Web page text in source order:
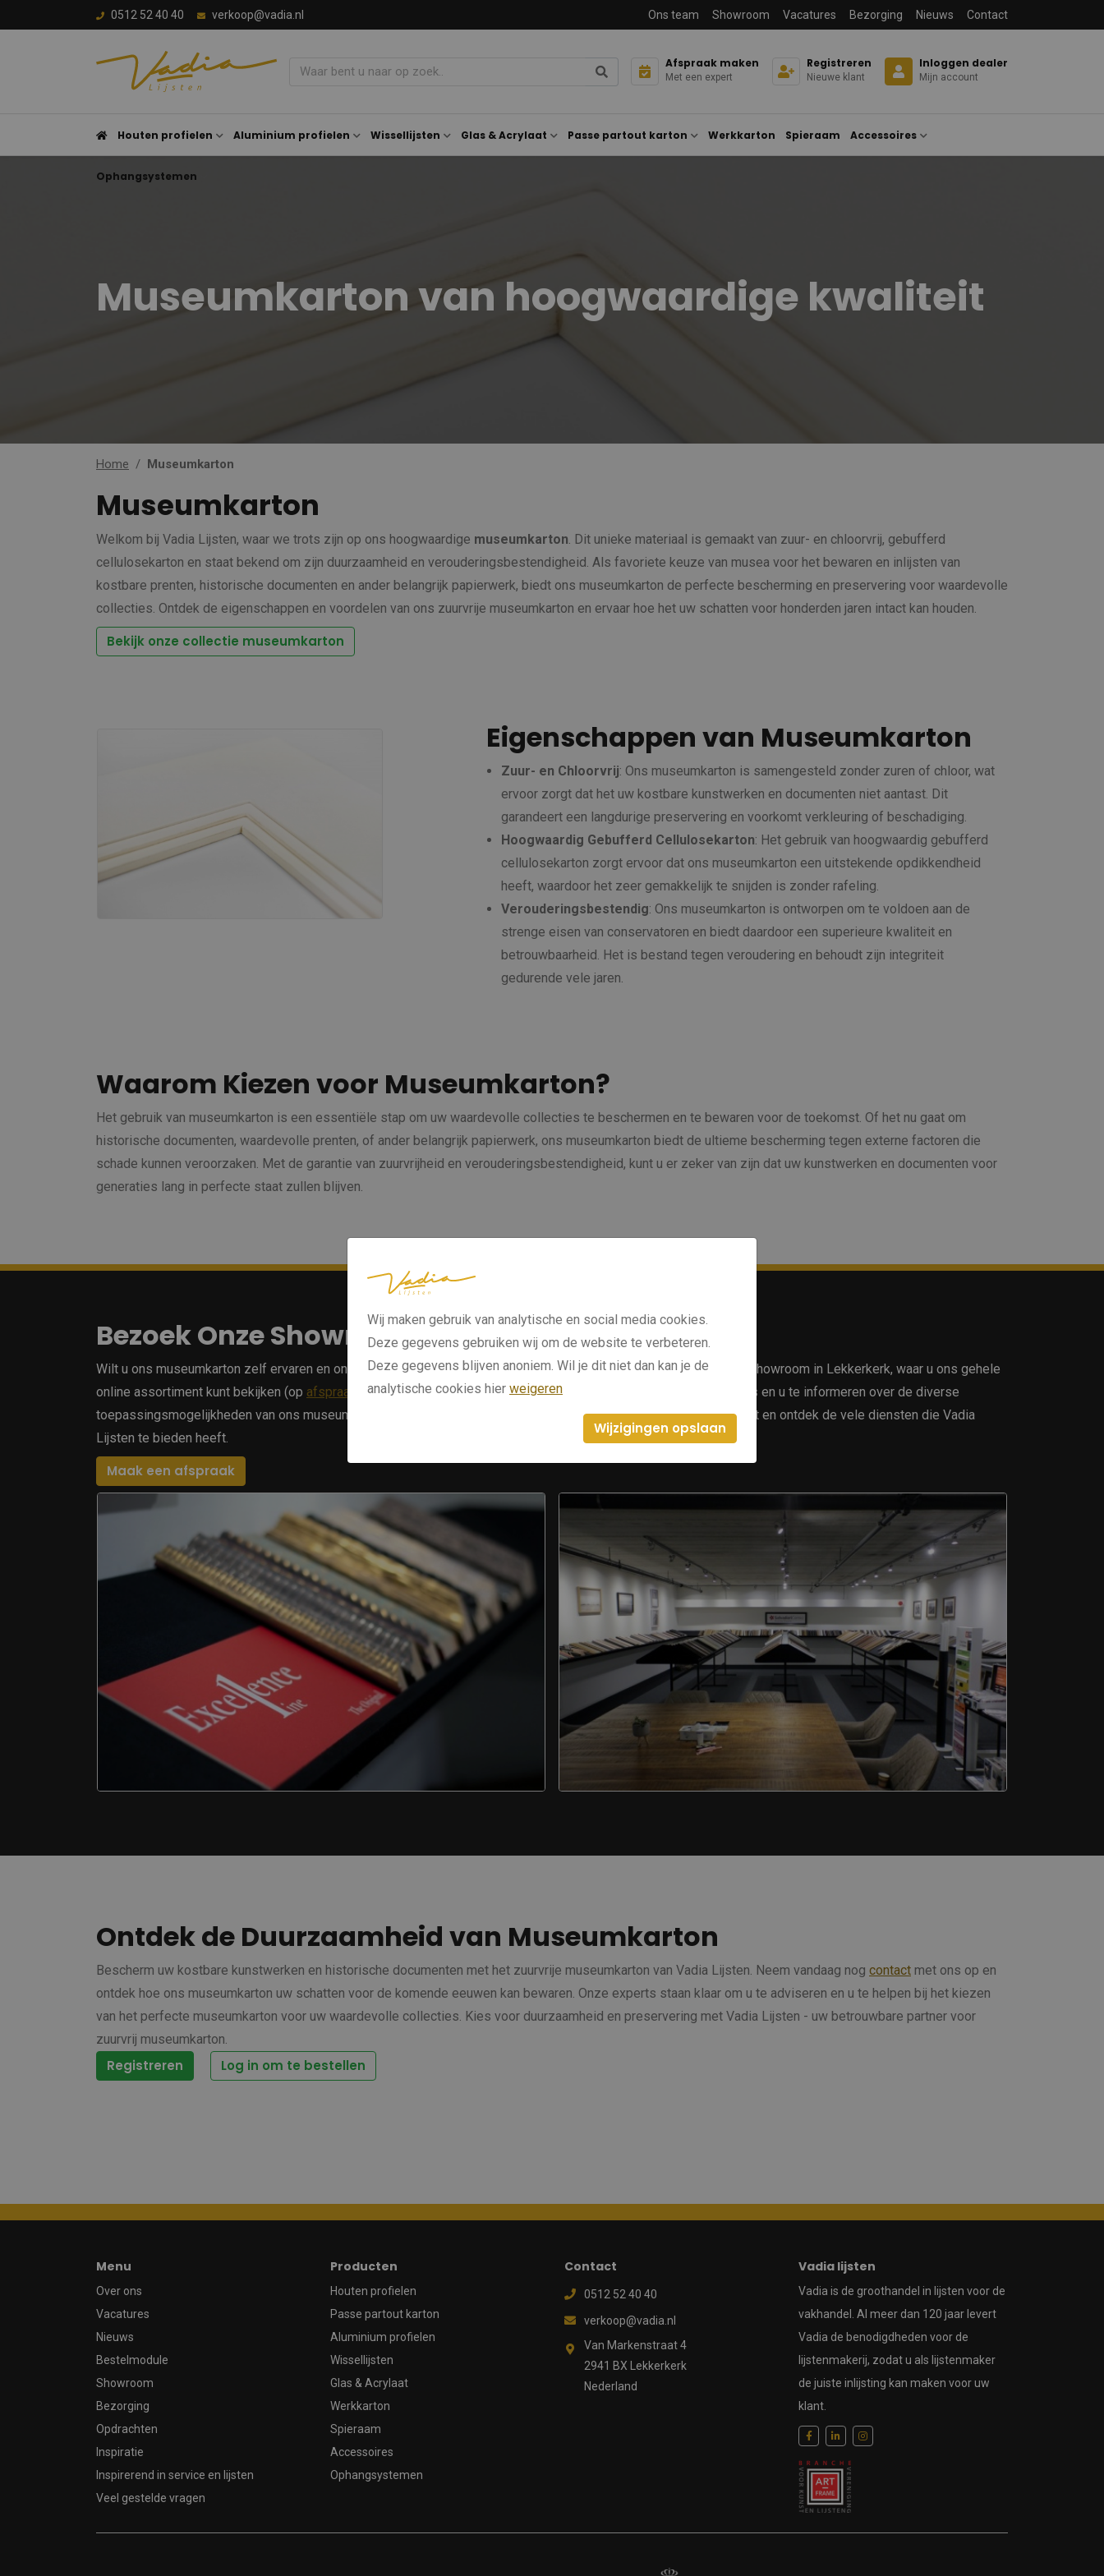
0512 52 40 40 verkoop@vadia.nl Ons team Showroom Vacatures Bezorging Nieuws Contact
Afspraak maken
Met een expert
Registreren
Nieuwe klant
Inloggen dealer
Mijn account
Houten profielen Aluminium profielen Wissellijsten Glas & Acrylaat Passe partout karton Werkkarton Spieraam Accessoires
Ophangsystemen
Museumkarton van hoogwaardige kwaliteit
Home Museumkarton
Museumkarton
Welkom bij Vadia Lijsten, waar we trots zijn op ons hoogwaardige museumkarton. Dit unieke materiaal is gemaakt van zuur- en chloorvrij, gebufferd
cellulosekarton en staat bekend om zijn duurzaamheid en verouderingsbestendigheid. Als favoriete keuze van musea voor het bewaren en inlijsten van
kostbare prenten, historische documenten en ander belangrijk papierwerk, biedt ons museumkarton de perfecte bescherming en preservering voor waardevolle
collecties. Ontdek de eigenschappen en voordelen van ons zuurvrije museumkarton en ervaar hoe het uw schatten voor honderden jaren intact kan houden.
Bekijk onze collectie museumkarton
Eigenschappen van Museumkarton
Zuur- en Chloorvrij: Ons museumkarton is samengesteld zonder zuren of chloor, wat
ervoor zorgt dat het uw kostbare kunstwerken en documenten niet aantast. Dit
garandeert een langdurige preservering en voorkomt verkleuring of beschadiging.
Hoogwaardig Gebufferd Cellulosekarton: Het gebruik van hoogwaardig gebufferd
cellulosekarton zorgt ervoor dat ons museumkarton een uitstekende opdikkendheid
heeft, waardoor het zeer gemakkelijk te snijden is zonder rafeling.
Verouderingsbestendig: Ons museumkarton is ontworpen om te voldoen aan de
strenge eisen van conservatoren en biedt daardoor een superieure kwaliteit en
betrouwbaarheid. Het is bestand tegen veroudering en behoudt zijn integriteit
gedurende vele jaren.
Waarom Kiezen voor Museumkarton?
Het gebruik van museumkarton is een essentiële stap om uw waardevolle collecties te beschermen en te bewaren voor de toekomst. Of het nu gaat om
historische documenten, waardevolle prenten, of ander belangrijk papierwerk, ons museumkarton biedt de ultieme bescherming tegen externe factoren die
schade kunnen veroorzaken. Met de garantie van zuurvrijheid en verouderingsbestendigheid, kunt u er zeker van zijn dat uw kunstwerken en documenten voor
generaties lang in perfecte staat zullen blijven.
Bezoek Onze Showroom
Wilt u ons museumkarton zelf ervaren en onze collectie in het echt bewonderen? Breng dan een bezoek aan onze showroom in Lekkerkerk, waar u ons gehele
online assortiment kunt bekijken (op afspraak
). Onze experts staan klaar om u te voorzien van professioneel advies en u te informeren over de diverse
toepassingsmogelijkheden van ons museumkarton. Geniet van een kop koffie terwijl u in alle rust onze lijsten bekijkt en ontdek de vele diensten die Vadia
Lijsten te bieden heeft.
Maak een afspraak
Ontdek de Duurzaamheid van Museumkarton
Bescherm uw kostbare kunstwerken en historische documenten met het zuurvrije museumkarton van Vadia Lijsten. Neem vandaag nog contact met ons op en
ontdek hoe ons museumkarton uw schatten voor de komende eeuwen kan bewaren. Onze experts staan klaar om u te adviseren en u te helpen bij het kiezen
van het perfecte museumkarton voor uw waardevolle collecties. Kies voor duurzaamheid en preservering met Vadia Lijsten - uw betrouwbare partner voor
zuurvrij museumkarton.
Registreren Log in om te bestellen
Menu
Over ons
Vacatures
Nieuws
Bestelmodule
Showroom
Bezorging
Opdrachten
Inspiratie
Inspirerend in service en lijsten
Veel gestelde vragen
Producten
Houten profielen
Passe partout karton
Aluminium profielen
Wissellijsten
Glas & Acrylaat
Werkkarton
Spieraam
Accessoires
Ophangsystemen
Contact
0512 52 40 40
verkoop@vadia.nl
Van Markenstraat 4
2941 BX Lekkerkerk
Nederland
Vadia lijsten
Vadia is de groothandel in lijsten voor de
vakhandel. Al meer dan 120 jaar levert
Vadia de benodigdheden voor de
lijstenmakerij, zodat u als lijstenmaker
de juiste inlijsting kan maken voor uw
klant.
Wij maken gebruik van analytische en social media cookies.
Deze gegevens gebruiken wij om de website te verbeteren.
Deze gegevens blijven anoniem. Wil je dit niet dan kan je de
analytische cookies hier weigeren
Wijzigingen opslaan